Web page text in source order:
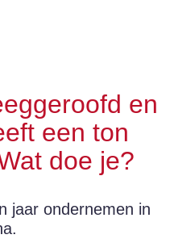
en
een ton
doe je?
jaar ondernemen in